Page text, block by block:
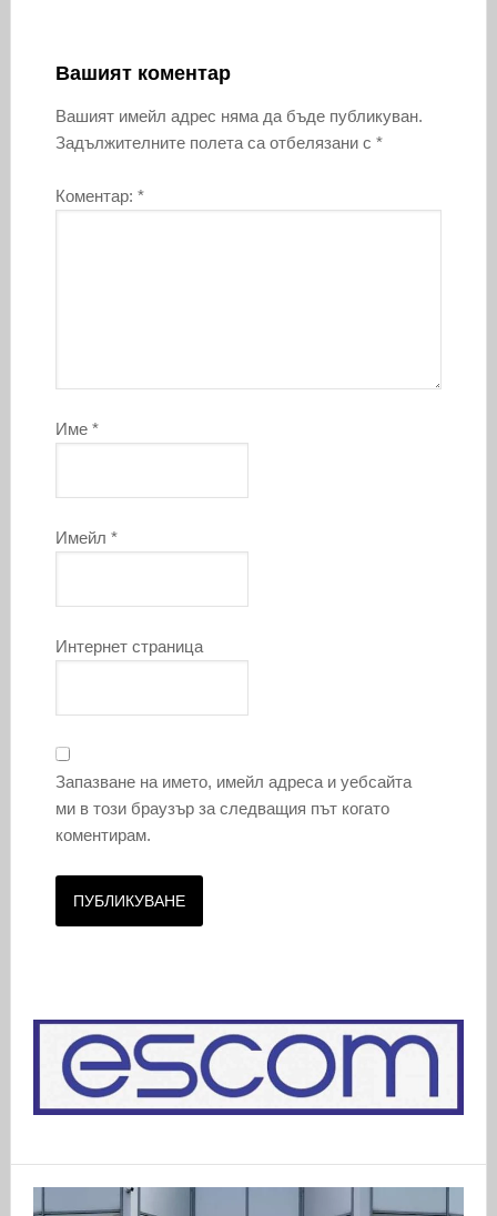
Вашият коментар
Вашият имейл адрес няма да бъде публикуван.
Задължителните полета са отбелязани с *
Коментар: *
Име *
Имейл *
Интернет страница
Запазване на името, имейл адреса и уебсайта
ми в този браузър за следващия път когато
коментирам.